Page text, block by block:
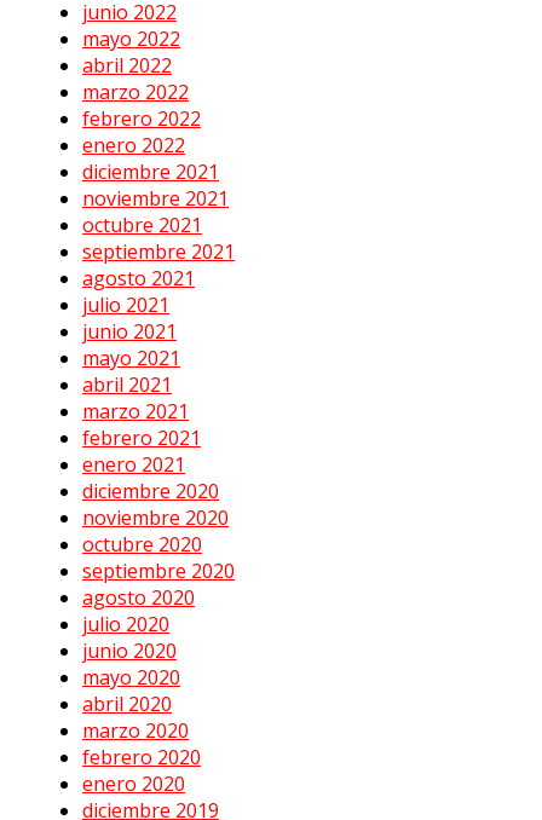
junio 2022
mayo 2022
abril 2022
marzo 2022
febrero 2022
enero 2022
diciembre 2021
noviembre 2021
octubre 2021
septiembre 2021
agosto 2021
julio 2021
junio 2021
mayo 2021
abril 2021
marzo 2021
febrero 2021
enero 2021
diciembre 2020
noviembre 2020
octubre 2020
septiembre 2020
agosto 2020
julio 2020
junio 2020
mayo 2020
abril 2020
marzo 2020
febrero 2020
enero 2020
diciembre 2019